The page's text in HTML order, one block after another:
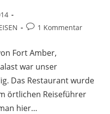
Beitrags-
1 Kommentar
Fort Amber,
war unser
Das Restaurant wurde
örtlichen Reiseführer
hier…